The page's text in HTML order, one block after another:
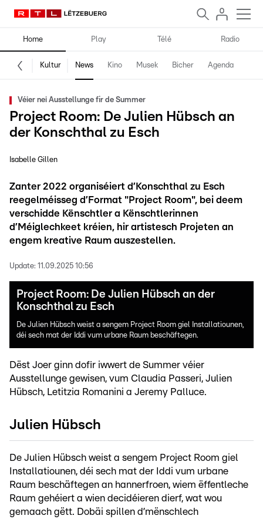
Home Play Télé Radio
Kultur News Kino Musek Bicher Agenda
Véier nei Ausstellunge fir de Summer
Project Room: De Julien Hübsch an
der Konschthal zu Esch
Isabelle Gillen
Zanter 2022 organiséiert d’Konschthal zu Esch
reegelméisseg d’Format "Project Room", bei deem
verschidde Kënschtler a Kënschtlerinnen
d’Méiglechkeet kréien, hir artistesch Projeten an
engem kreative Raum auszestellen.
Update: 11.09.2025 10:56
Project Room: De Julien Hübsch an der
Konschthal zu Esch
De Julien Hübsch weist a sengem Project Room giel Installatiounen,
déi sech mat der Iddi vum urbane Raum beschäftegen.
Dëst Joer ginn dofir iwwert de Summer véier
Ausstellunge gewisen, vum Claudia Passeri, Julien
Hübsch, Letitzia Romanini a Jeremy Palluce.
Julien Hübsch
De Julien Hübsch weist a sengem Project Room giel
Installatiounen, déi sech mat der Iddi vum urbane
Raum beschäftegen an hannerfroen, wiem ëffentleche
Raum gehéiert a wien decidéieren dierf, wat wou
gemaach gëtt. Dobäi spillen d’mënschlech